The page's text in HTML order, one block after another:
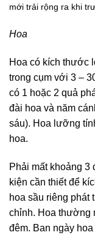
mới trải rộng ra khi
Hoa
Hoa có kích thước
trong cụm với 3 –
có 1 hoặc 2 quả
đài hoa và năm
sáu). Hoa lưỡng
hoa.
Phải mất khoảng 3
kiện cần thiết để
hoa sầu riêng phát
chỉnh. Hoa thường
đêm. Ban ngày